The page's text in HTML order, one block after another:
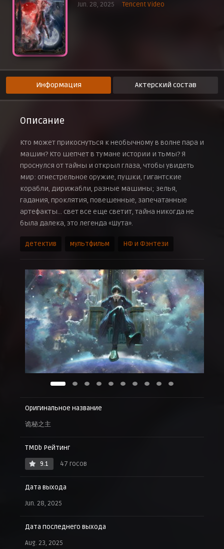
Воссоединение
16 августа 2025 г.
Подсказка
16 августа 2025 г.
Кукловод
Бомба
16 августа 2025 г.
Jun. 28, 2025 Tencent Video
Информация Актерский состав
Описание
Кто может прикоснуться к необычному в волне пара и
машин? Кто шепчет в тумане истории и тьмы? Я
проснулся от тайны и открыл глаза, чтобы увидеть
мир: огнестрельное оружие, пушки, гигантские
корабли, дирижабли, разные машины; зелья,
гадания, проклятия, повешенные, запечатанные
артефакты… свет все еще светит, тайна никогда не
была далека, это легенда «Шута».
детектив мультфильм НФ и Фэнтези
Оригинальное название
诡秘之主
TMDb Рейтинг
9.1
47 госов
Дата выхода
Jun. 28, 2025
Дата последнего выхода
Aug. 23, 2025